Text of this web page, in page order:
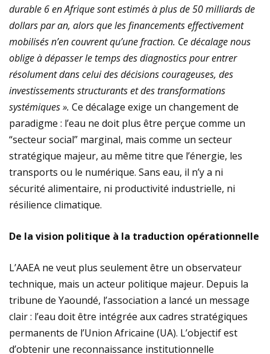
durable 6 en Afrique sont estimés à plus de 50 milliards de
dollars par an, alors que les financements effectivement
mobilisés n’en couvrent qu’une fraction. Ce décalage nous
oblige à dépasser le temps des diagnostics pour entrer
résolument dans celui des décisions courageuses, des
investissements structurants et des transformations
systémiques ». Ce décalage exige un changement de
paradigme : l’eau ne doit plus être perçue comme un
“secteur social” marginal, mais comme un secteur
stratégique majeur, au même titre que l’énergie, les
transports ou le numérique. Sans eau, il n’y a ni
sécurité alimentaire, ni productivité industrielle, ni
résilience climatique.
De la vision politique à la traduction opérationnelle
L’AAEA ne veut plus seulement être un observateur
technique, mais un acteur politique majeur. Depuis la
tribune de Yaoundé, l’association a lancé un message
clair : l’eau doit être intégrée aux cadres stratégiques
permanents de l’Union Africaine (UA). L’objectif est
d’obtenir une reconnaissance institutionnelle